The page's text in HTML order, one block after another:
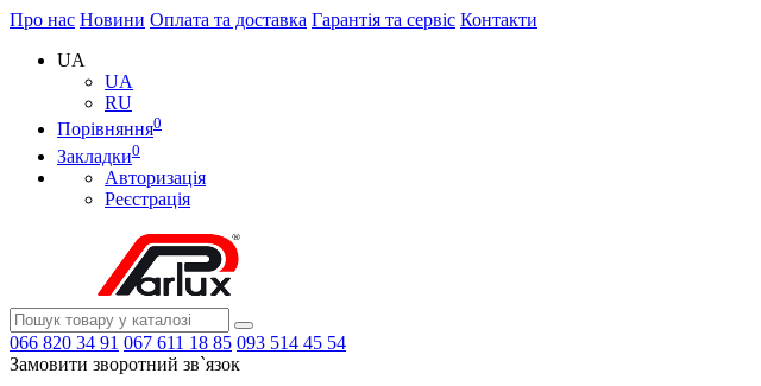
Про нас Новини Оплата та доставка Гарантія та сервіс Контакти
UA
UA
RU
Порівняння0
Закладки0
Авторизація
Реєстрація
066 820 34 91 067 611 18 85 093 514 45 54
Замовити зворотний зв`язок